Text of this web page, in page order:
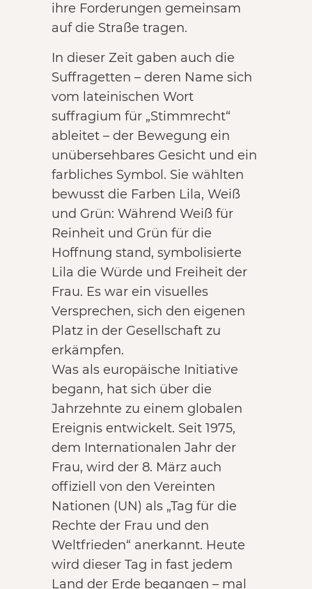
ihre Forderungen gemeinsam
auf die Straße tragen.
In dieser Zeit gaben auch die
Suffragetten – deren Name sich
vom lateinischen Wort
suffragium für „Stimmrecht“
ableitet – der Bewegung ein
unübersehbares Gesicht und ein
farbliches Symbol. Sie wählten
bewusst die Farben Lila, Weiß
und Grün: Während Weiß für
Reinheit und Grün für die
Hoffnung stand, symbolisierte
Lila die Würde und Freiheit der
Frau. Es war ein visuelles
Versprechen, sich den eigenen
Platz in der Gesellschaft zu
erkämpfen.
Was als europäische Initiative
begann, hat sich über die
Jahrzehnte zu einem globalen
Ereignis entwickelt. Seit 1975,
dem Internationalen Jahr der
Frau, wird der 8. März auch
offiziell von den Vereinten
Nationen (UN) als „Tag für die
Rechte der Frau und den
Weltfrieden“ anerkannt. Heute
wird dieser Tag in fast jedem
Land der Erde begangen – mal